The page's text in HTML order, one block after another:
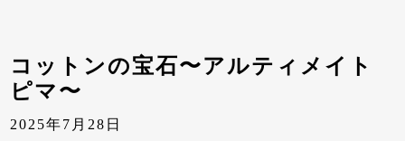
コットンの宝石〜アルティメイト
ピマ〜
2025年7月28日